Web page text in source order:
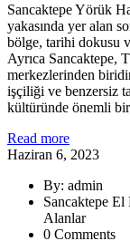
Sancaktepe Yörük
yakasında yer alan
bölge, tarihi dokusu
Ayrıca Sancaktepe,
merkezlerinden
işçiliği ve benzersiz
kültüründe önemli
Read more
Haziran 6, 2023
By: admin
Sancaktepe
Alanlar
0 Comments